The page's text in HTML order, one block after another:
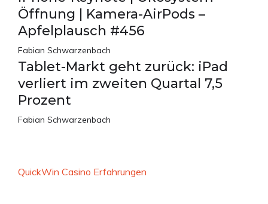
Öffnung | Kamera-AirPods –
Apfelplausch #456
Fabian Schwarzenbach
Tablet-Markt geht zurück: iPad
verliert im zweiten Quartal 7,5
Prozent
Fabian Schwarzenbach
QuickWin Casino Erfahrungen